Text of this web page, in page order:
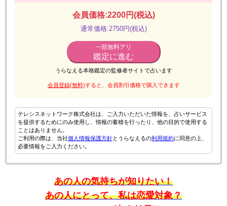
会員価格:2200円(税込)
通常価格:2750円(税込)
一部無料アリ
鑑定に進む
うらなえる本格鑑定の監修者サイトで占います
会員登録(無料)すると、会員割引価格で購入できます
テレシスネットワーク株式会社は、ご入力いただいた情報を、占いサービス
を提供するためにのみ使用し、情報の蓄積を行ったり、他の目的で使用する
ことはありません。
ご利用の際は、当社個人情報保護方針とうらなえるの利用規約に同意の上、
必要情報をご入力ください。
あの人の気持ちが知りたい！
あの人にとって、私は恋愛対象？